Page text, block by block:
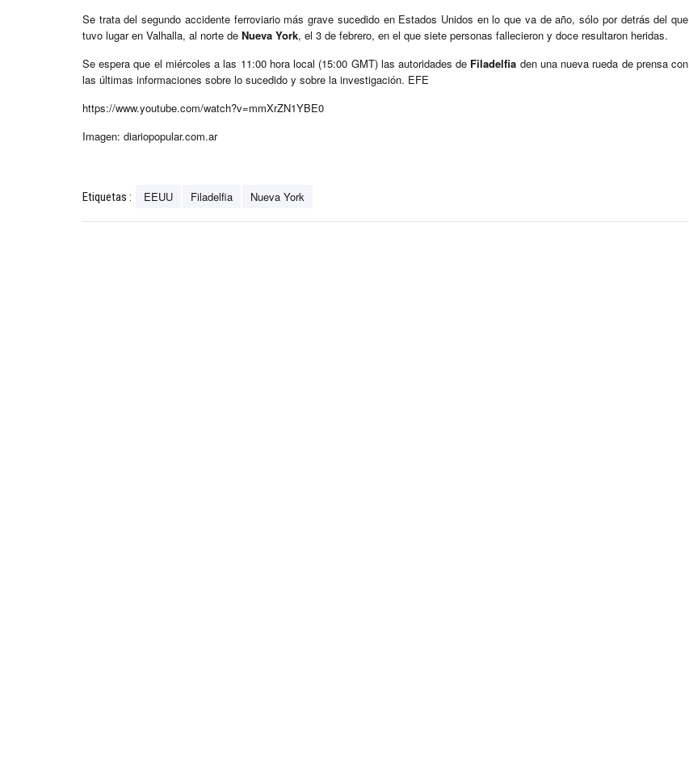
Se trata del segundo accidente ferroviario más grave sucedido en Estados Unidos en lo que va de año, sólo por detrás del que
tuvo lugar en Valhalla, al norte de Nueva York, el 3 de febrero, en el que siete personas fallecieron y doce resultaron heridas.
Se espera que el miércoles a las 11:00 hora local (15:00 GMT) las autoridades de Filadelfia den una nueva rueda de prensa con
las últimas informaciones sobre lo sucedido y sobre la investigación. EFE
https://www.youtube.com/watch?v=mmXrZN1YBE0
Imagen: diariopopular.com.ar
Etiquetas : EEUU Filadelfia Nueva York